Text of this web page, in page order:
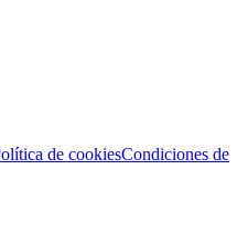
de cookiesCondiciones de